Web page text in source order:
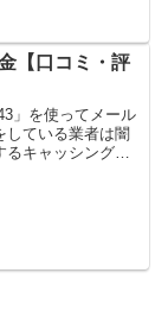
【口コミ・評
」を使ってメール
している業者は闇
キャッシング一